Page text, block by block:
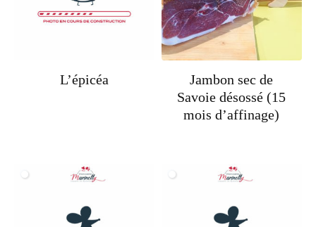
L’épicéa
Jambon sec de
Savoie désossé (15
mois d’affinage)